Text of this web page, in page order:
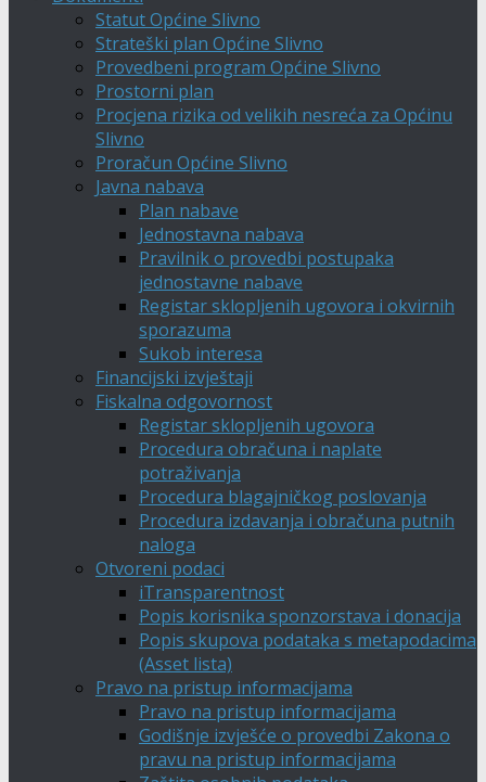
Statut Općine Slivno
Strateški plan Općine Slivno
Provedbeni program Općine Slivno
Prostorni plan
Procjena rizika od velikih nesreća za Općinu
Slivno
Proračun Općine Slivno
Javna nabava
Plan nabave
Jednostavna nabava
Pravilnik o provedbi postupaka
jednostavne nabave
Registar sklopljenih ugovora i okvirnih
sporazuma
Sukob interesa
Financijski izvještaji
Fiskalna odgovornost
Registar sklopljenih ugovora
Procedura obračuna i naplate
potraživanja
Procedura blagajničkog poslovanja
Procedura izdavanja i obračuna putnih
naloga
Otvoreni podaci
iTransparentnost
Popis korisnika sponzorstava i donacija
Popis skupova podataka s metapodacima
(Asset lista)
Pravo na pristup informacijama
Pravo na pristup informacijama
Godišnje izvješće o provedbi Zakona o
pravu na pristup informacijama